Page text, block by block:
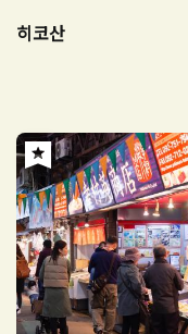
히코산